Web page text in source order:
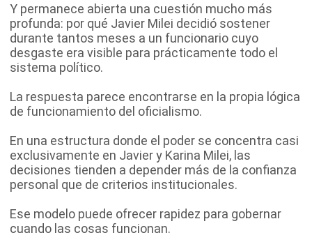
Y permanece abierta una cuestión mucho más
profunda: por qué Javier Milei decidió sostener
durante tantos meses a un funcionario cuyo
desgaste era visible para prácticamente todo el
sistema político.
La respuesta parece encontrarse en la propia lógica
de funcionamiento del oficialismo.
En una estructura donde el poder se concentra casi
exclusivamente en Javier y Karina Milei, las
decisiones tienden a depender más de la confianza
personal que de criterios institucionales.
Ese modelo puede ofrecer rapidez para gobernar
cuando las cosas funcionan.